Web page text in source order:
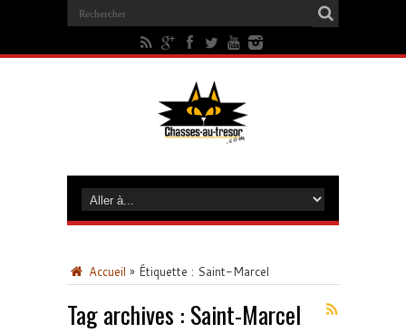
Accueil » Étiquette : Saint-Marcel
Tag archives : Saint-Marcel